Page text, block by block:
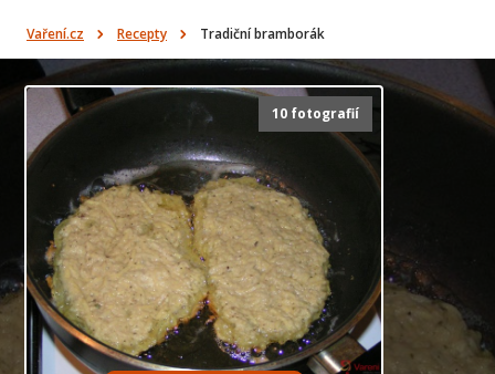
Vaření.cz Recepty Tradiční bramborák
10 fotografií